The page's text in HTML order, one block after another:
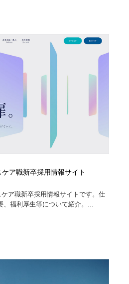
ア職新卒採用情報サイト
ア職新卒採用情報サイトです。仕
福利厚生等について紹介。...